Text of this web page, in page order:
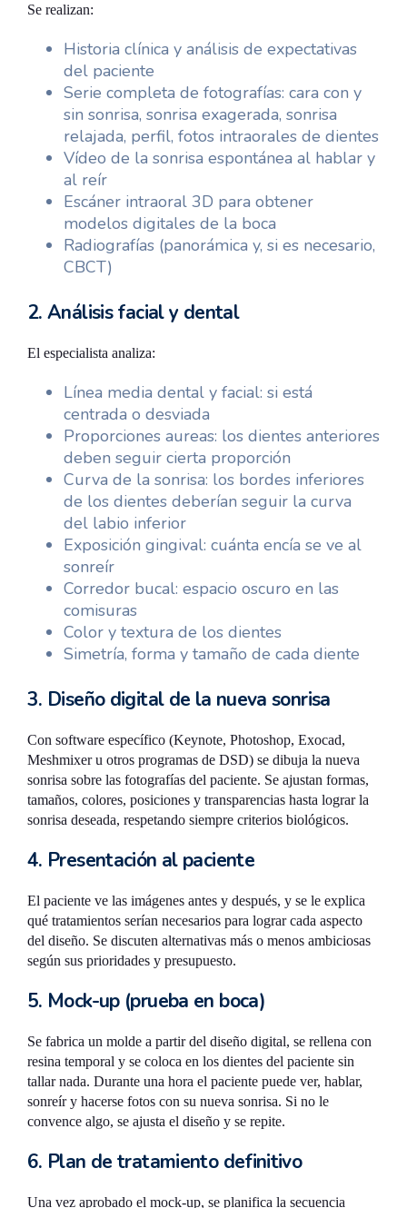
Se realizan:
Historia clínica y análisis de expectativas
del paciente
Serie completa de fotografías: cara con y
sin sonrisa, sonrisa exagerada, sonrisa
relajada, perfil, fotos intraorales de dientes
Vídeo de la sonrisa espontánea al hablar y
al reír
Escáner intraoral 3D para obtener
modelos digitales de la boca
Radiografías (panorámica y, si es necesario,
CBCT)
2. Análisis facial y dental
El especialista analiza:
Línea media dental y facial: si está
centrada o desviada
Proporciones aureas: los dientes anteriores
deben seguir cierta proporción
Curva de la sonrisa: los bordes inferiores
de los dientes deberían seguir la curva
del labio inferior
Exposición gingival: cuánta encía se ve al
sonreír
Corredor bucal: espacio oscuro en las
comisuras
Color y textura de los dientes
Simetría, forma y tamaño de cada diente
3. Diseño digital de la nueva sonrisa
Con software específico (Keynote, Photoshop, Exocad,
Meshmixer u otros programas de DSD) se dibuja la nueva
sonrisa sobre las fotografías del paciente. Se ajustan formas,
tamaños, colores, posiciones y transparencias hasta lograr la
sonrisa deseada, respetando siempre criterios biológicos.
4. Presentación al paciente
El paciente ve las imágenes antes y después, y se le explica
qué tratamientos serían necesarios para lograr cada aspecto
del diseño. Se discuten alternativas más o menos ambiciosas
según sus prioridades y presupuesto.
5. Mock-up (prueba en boca)
Se fabrica un molde a partir del diseño digital, se rellena con
resina temporal y se coloca en los dientes del paciente sin
tallar nada. Durante una hora el paciente puede ver, hablar,
sonreír y hacerse fotos con su nueva sonrisa. Si no le
convence algo, se ajusta el diseño y se repite.
6. Plan de tratamiento definitivo
Una vez aprobado el mock-up, se planifica la secuencia